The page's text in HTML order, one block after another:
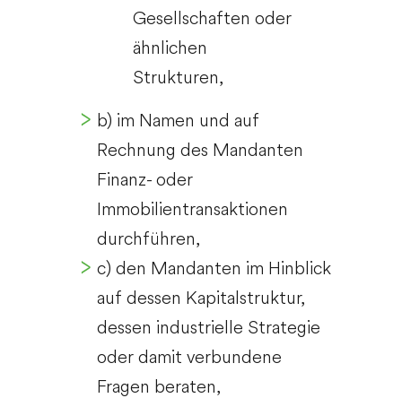
Gesellschaften oder
ähnlichen
Strukturen,
b) im Namen und auf
Rechnung des Mandanten
Finanz- oder
Immobilientransaktionen
durchführen,
c) den Mandanten im Hinblick
auf dessen Kapitalstruktur,
dessen industrielle Strategie
oder damit verbundene
Fragen beraten,